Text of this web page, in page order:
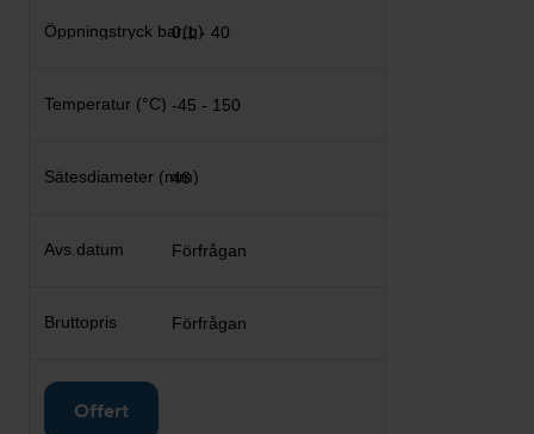
0,1 - 40
-45 - 150
46
Förfrågan
Förfrågan
Offert